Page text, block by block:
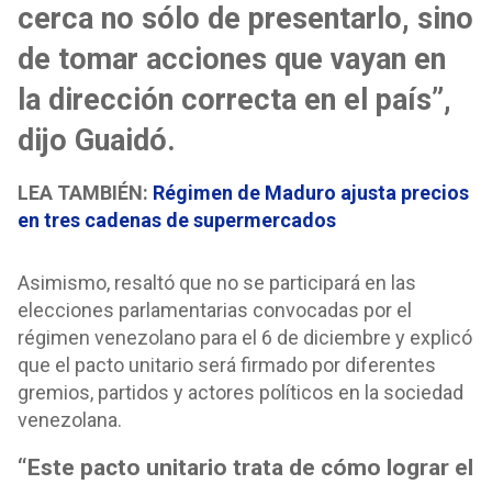
cerca no sólo de presentarlo, sino
de tomar acciones que vayan en
la dirección correcta en el país”,
dijo Guaidó.
LEA TAMBIÉN: Régimen de Maduro ajusta precios
en tres cadenas de supermercados
Asimismo, resaltó que no se participará en las
elecciones parlamentarias convocadas por el
régimen venezolano para el 6 de diciembre y explicó
que el pacto unitario será firmado por diferentes
gremios, partidos y actores políticos en la sociedad
venezolana.
“Este pacto unitario trata de cómo lograr el